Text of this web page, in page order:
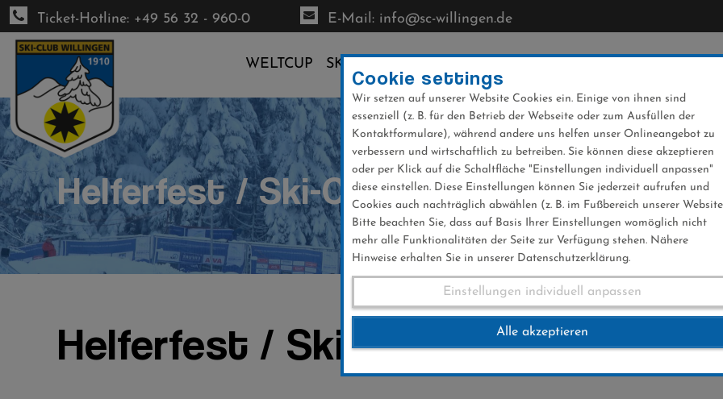
Direkt
zum
Inhalt
Ticket-Hotline: +49 56 32 - 960-0 E-Mail: info@sc-willingen.de
WELTCUP SKI-CLUB
Helferfest / Ski-Club Willingen
Helferfest / Ski-Club Willingen
Cookie settings
Wir setzen auf unserer Website Cookies ein. Einige von ihnen sind
essenziell (z. B. für den Betrieb der Webseite oder zum Ausfüllen der
Kontaktformulare), während andere uns helfen unser Onlineangebot zu
verbessern und wirtschaftlich zu betreiben. Sie können diese akzeptieren
oder per Klick auf die Schaltfläche "Einstellungen individuell anpassen"
diese einstellen. Diese Einstellungen können Sie jederzeit aufrufen und
Cookies auch nachträglich abwählen (z. B. im Fußbereich unserer
Bitte beachten Sie, dass auf Basis Ihrer Einstellungen womöglich nicht
mehr alle Funktionalitäten der Seite zur Verfügung stehen. Nähere
Hinweise erhalten Sie in unserer Datenschutzerklärung.
Einstellungen individuell anpassen
Alle akzeptieren